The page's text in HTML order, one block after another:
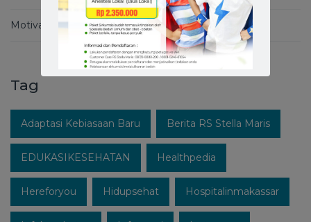
Motivation
Tag
Adaptasi Kebiasaan Baru Berita RS Stella Maris
EDUKASIKESEHATAN Healthpedia
Hereforyou Hidupsehat Hospitalinmakassar